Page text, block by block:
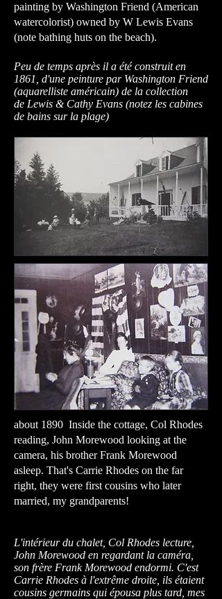
painting by Washington Friend (American
watercolorist) owned by W Lewis Evans
(note bathing huts on the beach).
Peu de temps après il a été construit en
1861, d'une peinture par Washington Friend
(aquarelliste américain) de la collection
de Lewis & Cathy Evans (notez les cabines
de bains sur la plage)
about 1890 Inside the cottage, Col Rhodes
reading, John Morewood looking at the
camera, his brother Frank Morewood
asleep. That's Carrie Rhodes on the far
right, they were first cousins who later
married, my grandparents!
L'intérieur du chalet, Col Rhodes lecture,
John Morewood en regardant la caméra,
son frère Frank Morewood endormi. C'est
Carrie Rhodes à l'extrême droite, ils étaient
cousins ​​germains qui épousa plus tard, mes